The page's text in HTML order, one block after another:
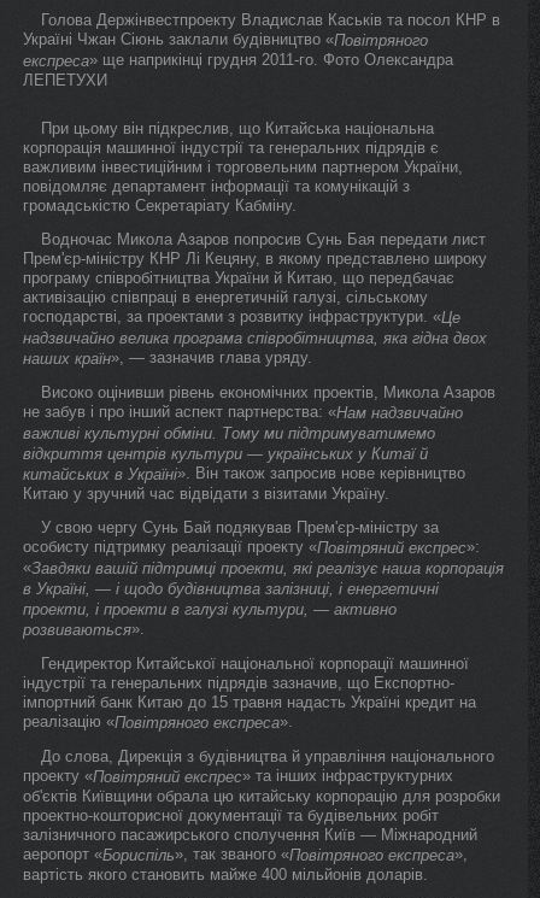
Голова Держінвестпроекту Владислав Каськів та посол КНР в
Україні Чжан Сіюнь заклали будівництво «Повітряного
експреса» ще наприкінці грудня 2011-го. Фото Oлександра
ЛЕПЕТУХИ
При цьому він підкреслив, що Китайська національна
корпорація машинної індустрії та генеральних підрядів є
важливим інвестиційним і торговельним партнером України,
повідомляє департамент інформації та комунікацій з
громадськістю Секретаріату Кабміну.
Водночас Микола Азаров попросив Сунь Бая передати лист
Прем'єр-міністру КНР Лі Кецяну, в якому представлено широку
програму співробітництва України й Китаю, що передбачає
активізацію співпраці в енергетичній галузі, сільському
господарстві, за проектами з розвитку інфраструктури. «Це
надзвичайно велика програма співробітництва, яка гідна двох
наших країн», — зазначив глава уряду.
Високо оцінивши рівень економічних проектів, Микола Азаров
не забув і про інший аспект партнерства: «Нам надзвичайно
важливі культурні обміни. Тому ми підтримуватимемо
відкриття центрів культури — українських у Китаї й
китайських в Україні». Він також запросив нове керівництво
Китаю у зручний час відвідати з візитами Україну.
У свою чергу Сунь Бай подякував Прем'єр-міністру за
особисту підтримку реалізації проекту «Повітряний експрес»:
«Завдяки вашій підтримці проекти, які реалізує наша корпорація
в Україні, — і щодо будівництва залізниці, і енергетичні
проекти, і проекти в галузі культури, — активно
розвиваються».
Гендиректор Китайської національної корпорації машинної
індустрії та генеральних підрядів зазначив, що Експортно-
імпортний банк Китаю до 15 травня надасть Україні кредит на
реалізацію «Повітряного експреса».
До слова, Дирекція з будівництва й управління національного
проекту «Повітряний експрес» та інших інфраструктурних
об'єктів Київщини обрала цю китайську корпорацію для розробки
проектно-кошторисної документації та будівельних робіт
залізничного пасажирського сполучення Київ — Міжнародний
аеропорт «Бориспіль», так званого «Повітряного експреса»,
вартість якого становить майже 400 мільйонів доларів.